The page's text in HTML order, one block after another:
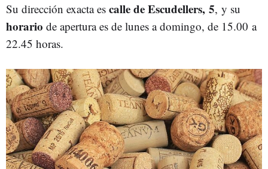
Su dirección exacta es calle de Escudellers, 5, y su
horario de apertura es de lunes a domingo, de 15.00 a
22.45 horas.